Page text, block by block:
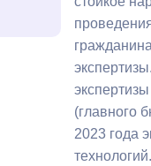
ОРВ и
Оценка
(главного
2023 года